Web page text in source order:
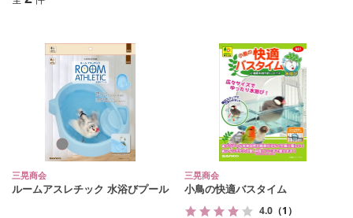
三晃商会
ルームアスレチック 水浴びプール
三晃商会
小鳥の快適バスタイム
4.0 （1）